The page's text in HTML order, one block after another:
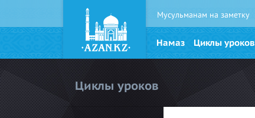
Мусульманам на заметку
Намаз Циклы уроков
Циклы уроков